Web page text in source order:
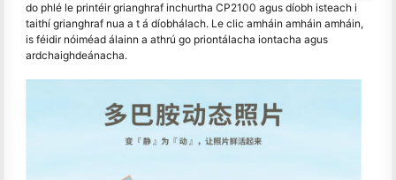
do phlé le printéir grianghraf inchurtha CP2100 agus díobh isteach i
taithí grianghraf nua a t á díobhálach. Le clic amháin amháin amháin,
is féidir nóiméad álainn a athrú go priontálacha iontacha agus
ardchaighdeánacha.